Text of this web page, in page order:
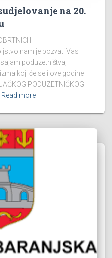
na 20.
I
nam je pozvati Vas
poduzetništva,
koji će se i ove godine
PODUZETNIČKOG
Read more